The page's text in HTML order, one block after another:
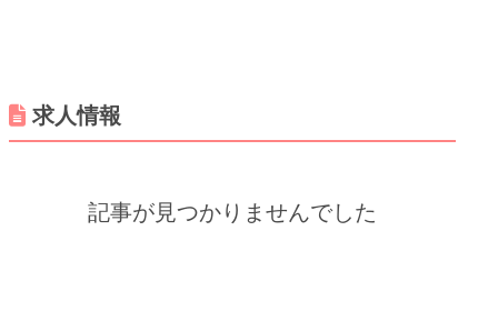
求人情報
記事が見つかりませんでした